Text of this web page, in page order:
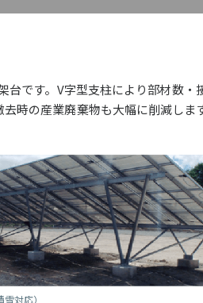
台です。V字型支柱により部材数・
時の産業廃棄物も大幅に削減しま
対応）